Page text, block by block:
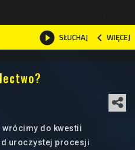
 SŁUCHAJ  WIĘCEJ

wrócimy do kwestii
uroczystej procesji